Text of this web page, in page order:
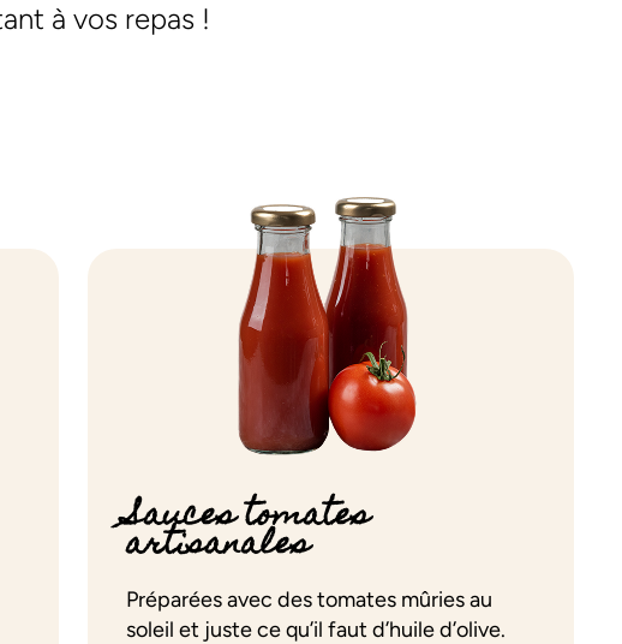
à vos repas !
Sauces tomates
artisanales
Préparées avec des tomates mûries au
soleil et juste ce qu’il faut d’huile d’olive.